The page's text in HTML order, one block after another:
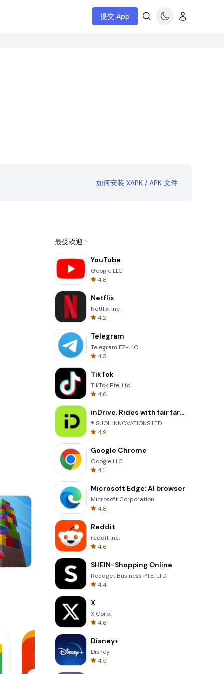
提交 App
如何安装 XAPK / APK 文件
3D Free Kick
最受欢迎
YouTube
Google LLC
4.8
Netflix
Netflix, Inc.
4.2
Telegram
Telegram FZ-LLC
4.3
TikTok
TikTok Pte. Ltd.
4.6
inDrive. Rides with fair fares
® SUOL INNOVATIONS LTD
4.9
Google Chrome
Google LLC
4.1
Microsoft Edge: AI browser
Microsoft Corporation
4.8
Reddit
reddit Inc.
4.6
SHEIN-Shopping Online
Roadget Business PTE. LTD.
4.4
X
X Corp.
4.6
Disney+
Disney
4.5